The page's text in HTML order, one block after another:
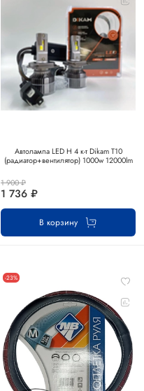
Автолампа LED Н 4 к-т Dikam T10
(радиатор+вентилятор) 1000w 12000lm
1 900 ₽
1 736 ₽
В корзину
-23%